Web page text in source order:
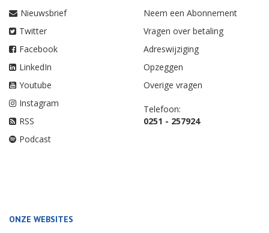
Nieuwsbrief
Twitter
Facebook
LinkedIn
Youtube
Instagram
RSS
Podcast
Neem een Abonnement
Vragen over betaling
Adreswijziging
Opzeggen
Overige vragen
Telefoon:
0251 - 257924
ONZE WEBSITES